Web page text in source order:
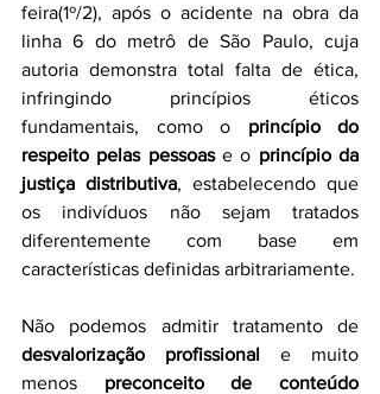
feira(1º/2), após o acidente na obra da
linha 6 do metrô de São Paulo, cuja
autoria demonstra total falta de ética,
infringindo princípios éticos
fundamentais, como o princípio do
respeito pelas pessoas e o princípio da
justiça distributiva, estabelecendo que
os indivíduos não sejam tratados
diferentemente com base em
características definidas arbitrariamente.
desvalorização profissional e muito
menos preconceito de conteúdo